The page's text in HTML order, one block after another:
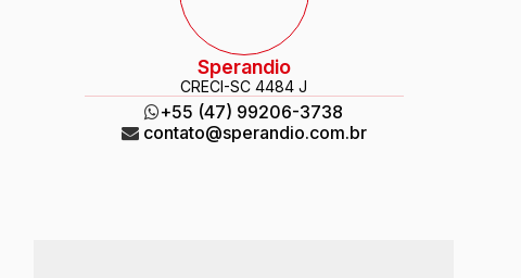
Sperandio
CRECI-SC 4484 J
+55 (47) 99206-3738
contato@sperandio.com.br